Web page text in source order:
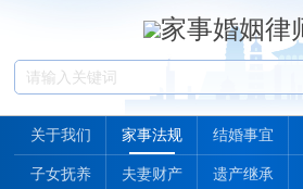
关于我们 家事法规 结婚事宜
子女抚养 夫妻财产 遗产继承